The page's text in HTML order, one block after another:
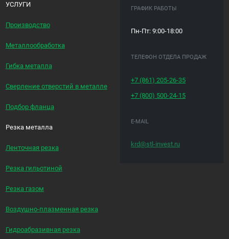
УСЛУГИ
Производство
Металлообработка
Гибка металла
Сверление отверстий в металле
Подбор фланца
Резка металла
Ленточная резка
Резка гильотиной
Резка газом
Воздушно-плазменная резка
Гидроабразивная резка
ГРАФИК РАБОТЫ
Пн-Пт: 9:00-18:00
ТЕЛЕФОН ОТДЕЛА ПРОДАЖ
+7 (861)205-26-35
+7 (800) 500-24-15
E-MAIL
krd@stl-invest.ru